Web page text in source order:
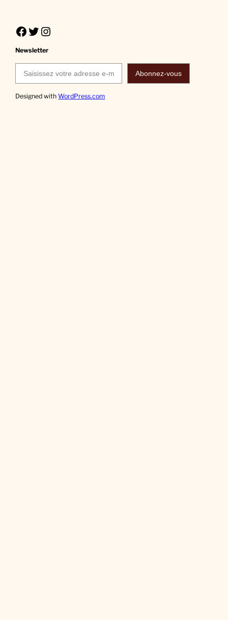
Facebook Twitter Instagram
Newsletter
Saisissez votre adresse e-mail…
Abonnez-vous
Designed withWordPress.com